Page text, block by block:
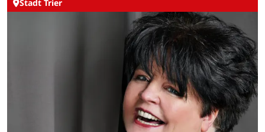
Stadt Trier